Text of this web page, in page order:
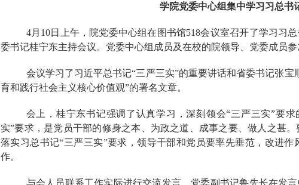
学院党委中心组集中学习习总书
4月 10日 上午，院党委中心组在图书馆518会议室召开了学习习
委书记桂宁东主持会议。党委中心组成员及在校的院领导、党委成员参
会议学习了习近平总书记“三严三实”的重要讲话和省委书记张
育和践行社会主义核心价值观”的署名文章。
会上，桂宁东书记强调了认真学习，深刻领会“三严三实”要
实”要求，是党员干部的修身之本、为政之道、成事之要、做人之甚
落实习总书记“三严三实”要求，领导干部和党员要率先垂范，改进
作。
与会人员联系工作实际进行交流发言。党委副书记鲁先长在发